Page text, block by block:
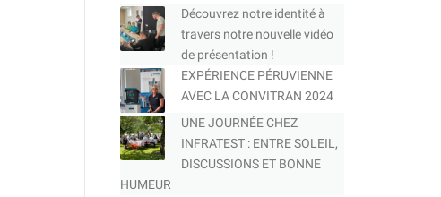
Découvrez notre identité à
travers notre nouvelle vidéo
de présentation !
EXPÉRIENCE PÉRUVIENNE
AVEC LA CONVITRAN 2024
UNE JOURNÉE CHEZ
INFRATEST : ENTRE SOLEIL,
DISCUSSIONS ET BONNE
HUMEUR